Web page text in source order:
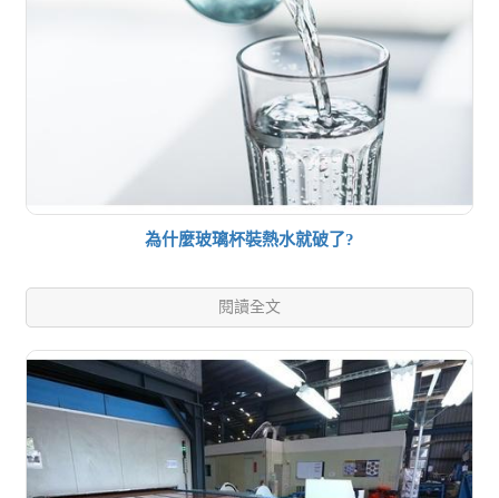
為什麼玻璃杯裝熱水就破了?
閱讀全文